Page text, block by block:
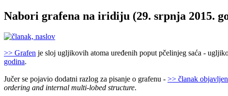
Nabori grafena na iridiju (29. srpnja 2015.
>> Grafen je sloj ugljikovih atoma uređenih poput pčelinjeg saća -
godina.
Jučer se pojavio dodatni razlog za pisanje o grafenu - >> članak
ordering and internal multi-lobed structure.